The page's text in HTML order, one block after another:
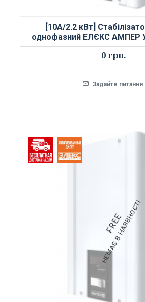
[10А/2.2 кВт]
однофазний ЕЛЄКС АМПЕР
0 грн.
Задайте питання
FREE
НЕМАЄ В НАЯВНОСТІ